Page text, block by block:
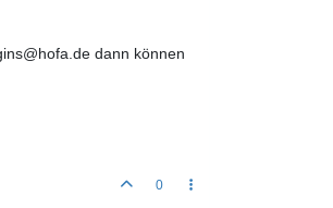
dann können
0